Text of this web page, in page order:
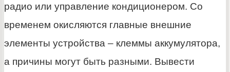
радио или управление кондиционером. Со
временем окисляются главные внешние
элементы устройства – клеммы аккумулятора,
а причины могут быть разными. Вывести